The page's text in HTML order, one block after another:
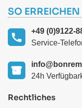
SO
+49 (0)9122-
Service-
24h
Rechtliches